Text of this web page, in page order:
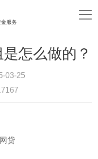
服务
怎么做的？
03-25
贷